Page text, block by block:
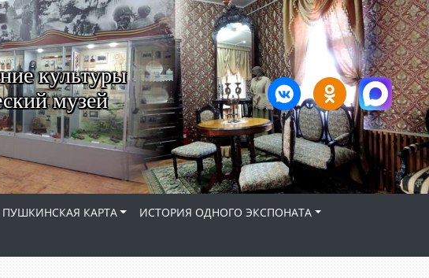
культуры
музей
ПУШКИНСКАЯ КАРТА
ИСТОРИЯ ОДНОГО ЭКСПОНАТА